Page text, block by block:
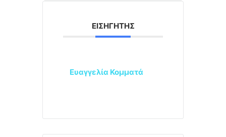
ΕΙΣΗΓΗΤΉΣ
Ευαγγελία Κομματά